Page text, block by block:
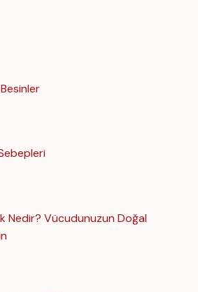
Nedir? Vücudunuzun Doğal